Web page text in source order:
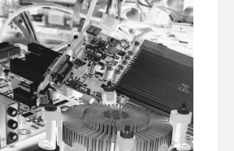
системный
блок
за
30
тыс.
руб.
(конец
июля
2016)